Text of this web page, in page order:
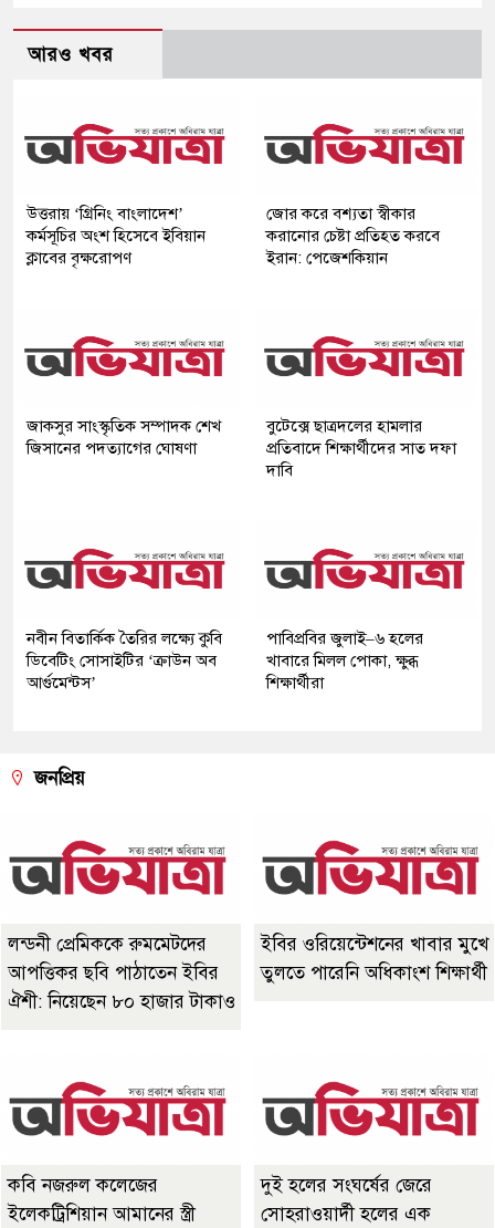
আরও খবর
উত্তরায় ‘গ্রিনিং বাংলাদেশ’
কর্মসূচির অংশ হিসেবে ইবিয়ান
ক্লাবের বৃক্ষরোপণ
জোর করে বশ্যতা স্বীকার
করানোর চেষ্টা প্রতিহত করবে
ইরান: পেজেশকিয়ান
জাকসুর সাংস্কৃতিক সম্পাদক শেখ
জিসানের পদত্যাগের ঘোষণা
বুটেক্সে ছাত্রদলের হামলার
প্রতিবাদে শিক্ষার্থীদের সাত দফা
দাবি
নবীন বিতার্কিক তৈরির লক্ষ্যে কুবি
ডিবেটিং সোসাইটির ‘ক্রাউন অব
আর্গুমেন্টস’
পাবিপ্রবির জুলাই–৬ হলের
খাবারে মিলল পোকা, ক্ষুব্ধ
শিক্ষার্থীরা
জনপ্রিয়
লন্ডনী প্রেমিককে রুমমেটদের
আপত্তিকর ছবি পাঠাতেন ইবির
ঐশী: নিয়েছেন ৮০ হাজার টাকাও
ইবির ওরিয়েন্টেশনের খাবার মুখে
তুলতে পারেনি অধিকাংশ শিক্ষার্থী
কবি নজরুল কলেজের
ইলেকট্রিশিয়ান আমানের স্ত্রী
দুই হলের সংঘর্ষের জেরে
সোহরাওয়ার্দী হলের এক